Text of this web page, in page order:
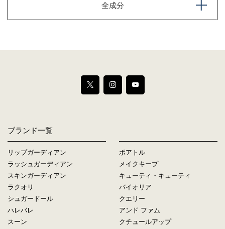
全成分
ブランド一覧
リップガーディアン
ラッシュガーディアン
スキンガーディアン
ラクオリ
シュガードール
ハレバレ
スーン
ポアトル
メイクキープ
キューティ・キューティ
バイオリア
クエリー
アンド ファム
クチュールアップ